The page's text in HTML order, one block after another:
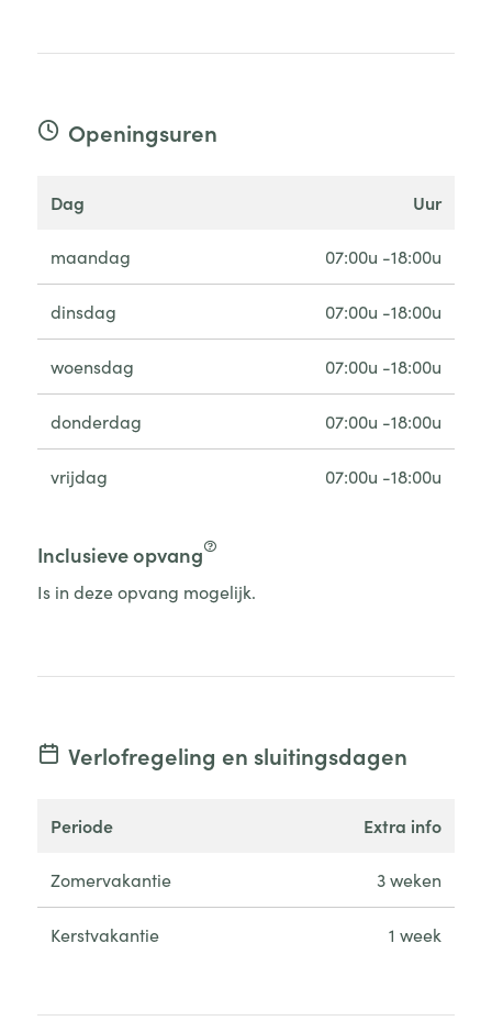
Openingsuren
dag uur
maandag 07:00u -18:00u
dinsdag 07:00u -18:00u
woensdag 07:00u -18:00u
donderdag 07:00u -18:00u
vrijdag 07:00u -18:00u
Inclusieve opvang
Is in deze opvang mogelijk.
Verlofregeling en sluitingsdagen
periode extra info
Zomervakantie 3 weken
Kerstvakantie 1 week